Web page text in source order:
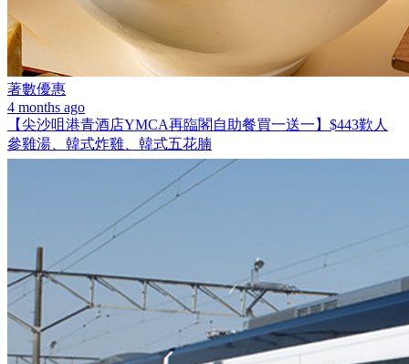
著數優惠
4 months ago
【尖沙咀港青酒店YMCA再臨閣自助餐買一送一】$443歎人
參雞湯、韓式炸雞、韓式五花腩